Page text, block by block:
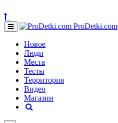
ProDetki.com
Новое
Люди
Места
Тесты
Территория
Видео
Магазин